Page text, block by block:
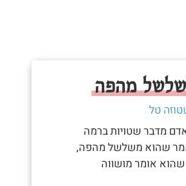
מהפה
טל
מדבר שטויות ברמה
שהוא משלשל מהפה,
אומר מושווה